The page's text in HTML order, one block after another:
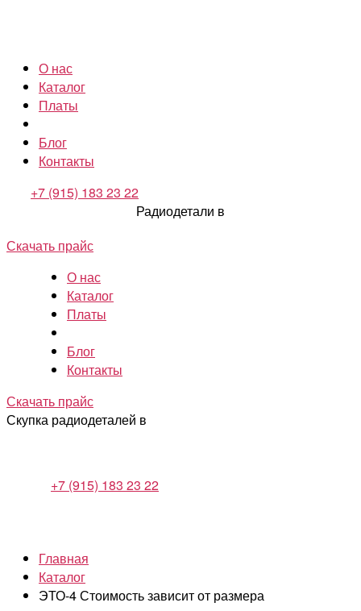
О нас
Каталог
Платы
Блог
Контакты
+7 (915) 183 23 22
Радиодетали в
Скачать прайс
О нас
Каталог
Платы
Блог
Контакты
Скачать прайс
Скупка радиодеталей в
+7 (915) 183 23 22
Главная
Каталог
ЭТО-4 Стоимость зависит от размера